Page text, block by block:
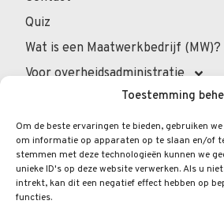
Toestemming
Om de beste ervaringen te bieden, gebruiken
om informatie op apparaten op te slaan en/of
stemmen met deze technologieën kunnen we
unieke ID's op deze website verwerken. Als u
intrekt, kan dit een negatief effect hebben op
functies.
Quiz
Wat is een Maatwerkbedrijf (MW)?
Voor overheidsadministratie
Voor de professionals
Voor privépersonen
Veelgestelde vragen